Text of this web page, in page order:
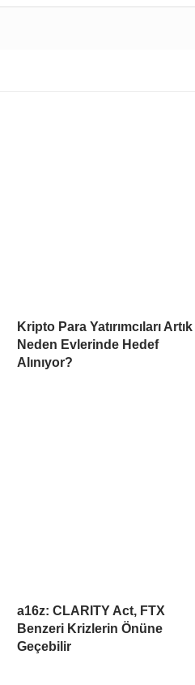
Kripto Para Yatırımcıları Artık
Neden Evlerinde Hedef
Alınıyor?
a16z: CLARITY Act, FTX
Benzeri Krizlerin Önüne
Geçebilir